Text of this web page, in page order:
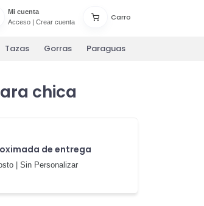
Mi cuenta
Acceso| Crear cuenta
Carro
Tazas Gorras Paraguas
chica
de entrega
| Sin Personalizar